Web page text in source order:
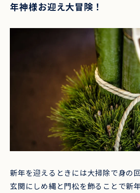
ロングステイプラン
アニバーサリープラン
乳幼児向けサービス
私たちについて
お知らせ
施設マップ
アクセス
お問い合わせ
年神様お迎え大冒険！
新年を迎えるときには大掃除で身の
玄関にしめ縄と門松を飾ることで新